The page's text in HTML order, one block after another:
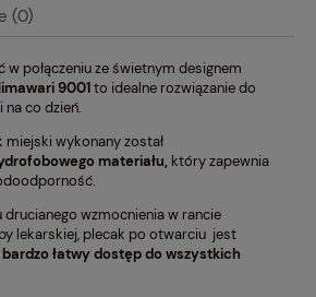
(0)
w połączeniu ze świetnym designem
9001to idealne rozwiązanie do
na co dzień.
miejski wykonany został
materiału, który zapewnia
drucianego wzmocnienia w rancie
lekarskiej, plecak po otwarciu jest
łatwy dostęp do wszystkich